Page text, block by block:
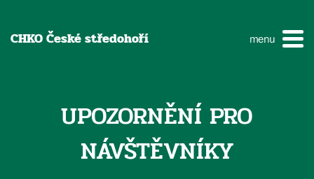
CHKO České středohoří menu
UPOZORNĚNÍ PRO
NÁVŠTĚVNÍKY